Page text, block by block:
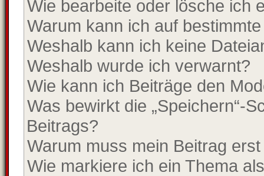
Wie bearbeite oder lösche ich
Warum kann ich auf
Weshalb kann ich keine
Weshalb wurde ich verwarnt?
Wie kann ich Beiträge den
Was bewirkt die „Speichern“-
Beitrags?
Warum muss mein Beitrag
Wie markiere ich ein Thema